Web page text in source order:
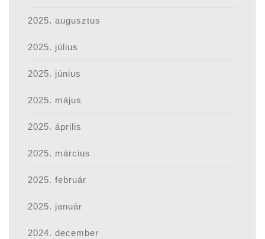
2025. augusztus
2025. július
2025. június
2025. május
2025. április
2025. március
2025. február
2025. január
2024. december